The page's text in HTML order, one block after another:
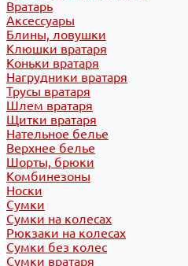
Вратарь
Аксессуары
Блины, ловушки
Клюшки вратаря
Коньки вратаря
Нагрудники вратаря
Трусы вратаря
Шлем вратаря
Щитки вратаря
Нательное белье
Верхнее белье
Шорты, брюки
Комбинезоны
Носки
Сумки
Сумки на колесах
Рюкзаки на колесах
Сумки без колес
Сумки вратаря